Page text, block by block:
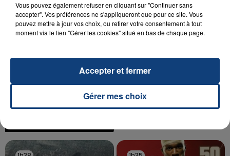
20 juillet 2026
UNE ADOLESCENTE DEVANT SE FAIRE
OPÉRER DE LA CHEVILLE RESSORT DE LA...
La famille a porté plainte contre la clinique qui a
Vous pouvez également refuser en cliquant sur "Continuer sans
accepter". Vos préférences ne s'appliqueront que pour ce site. Vous
pouvez mettre à jour vos choix, ou retirer votre consentement à tout
moment via le lien "Gérer les cookies" situé en bas de chaque page.
Gérer mes choix
Accepter et fermer